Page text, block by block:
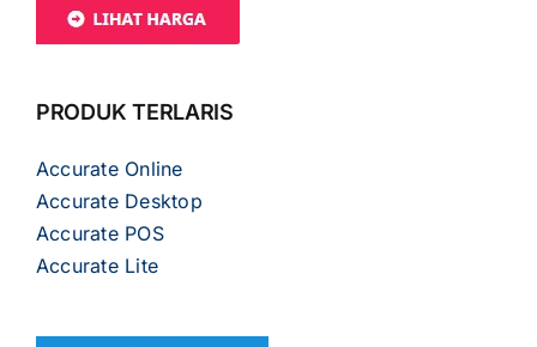
PRODUK TERLARIS
Accurate Online
Accurate Desktop
Accurate POS
Accurate Lite